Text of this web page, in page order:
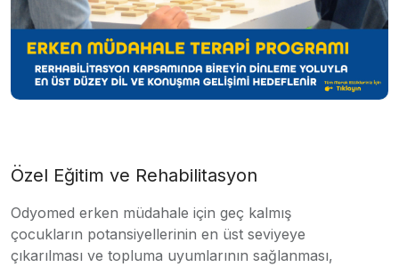
Özel Eğitim ve Rehabilitasyon
Odyomed erken müdahale için geç kalmış
çocukların potansiyellerinin en üst seviyeye
çıkarılması ve topluma uyumlarının sağlanması,